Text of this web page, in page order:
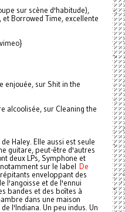
sur scène d'habitude),
Borrowed Time, excellente
enjouée, sur Shit in the
alcoolisée, sur Cleaning the
Haley. Elle aussi est seule
guitare, peut-être d'autres
deux LPs, Symphone et
sur le label De
enveloppant des
l'angoisse et de l'ennui
bandes et des boîtes à
dans une maison
l'Indiana. Un peu indus. Un